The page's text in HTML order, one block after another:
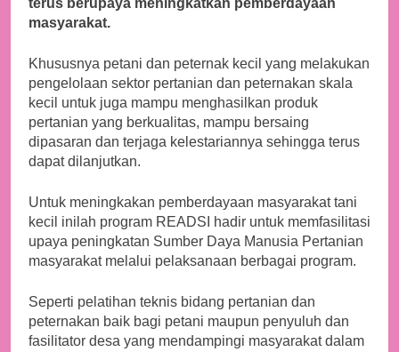
terus berupaya meningkatkan pemberdayaan
masyarakat.
Khususnya petani dan peternak kecil yang melakukan
pengelolaan sektor pertanian dan peternakan skala
kecil untuk juga mampu menghasilkan produk
pertanian yang berkualitas, mampu bersaing
dipasaran dan terjaga kelestariannya sehingga terus
dapat dilanjutkan.
Untuk meningkakan pemberdayaan masyarakat tani
kecil inilah program READSI hadir untuk memfasilitasi
upaya peningkatan Sumber Daya Manusia Pertanian
masyarakat melalui pelaksanaan berbagai program.
Seperti pelatihan teknis bidang pertanian dan
peternakan baik bagi petani maupun penyuluh dan
fasilitator desa yang mendampingi masyarakat dalam